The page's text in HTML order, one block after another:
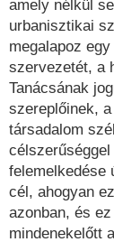
amely nélkül
urbanisztikai
megalapoz
szervezetét, a
Tanácsának
szereplőinek,
társadalom
felemelkedése
cél, ahogyan
azonban, és
mindenekelőtt